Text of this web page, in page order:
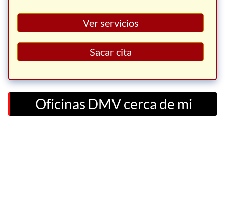
Ver servicios
Sacar cita
Oficinas DMV cerca de mi